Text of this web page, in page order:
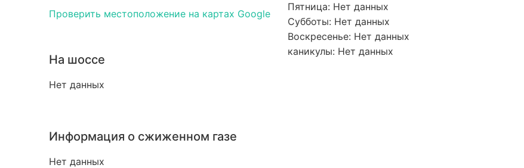
Проверить местоположение на картах Google
На шоссе
Нет данных
Пятница: Нет данных
Субботы: Нет данных
Воскресенье: Нет данных
каникулы: Нет данных
Информация о сжиженном газе
Нет данных